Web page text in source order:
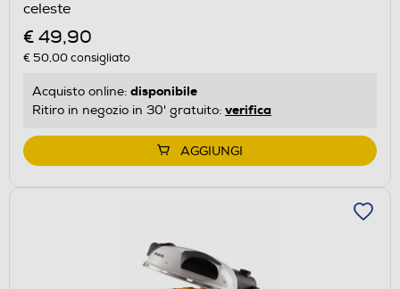
celeste
€ 49,90
€ 50,00consigliato
Acquisto online: disponibile
Ritiro in negozio in 30' gratuito: verifica
AGGIUNGI